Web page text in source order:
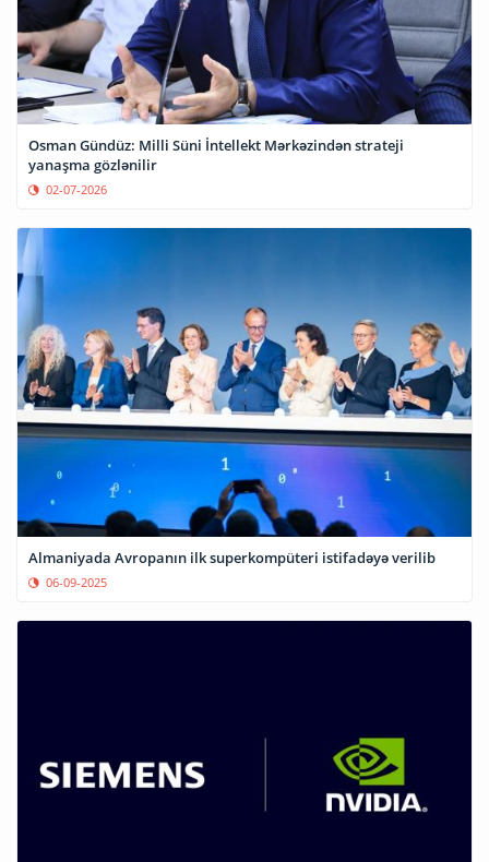
Osman Gündüz: Milli Süni İntellekt Mərkəzindən strateji
yanaşma gözlənilir
02-07-2026
Almaniyada Avropanın ilk superkompüteri istifadəyə verilib
06-09-2025